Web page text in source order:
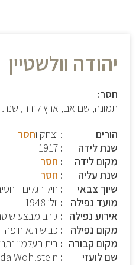
יהודה וולשטיין
חסר:
תמונה, שם אם, ארץ לידה, שנת
הורים
: יצחק ו חסר
שנת לידה
1917
מקום לידה
חסר
שנת עליה
חסר
שיוך צבאי
חיל רגלים -
מועד נפילה
יולי 1948
אירוע נפילה
קרב מבצע
מקום נפילה
כביש תא חיפה
מקום קבורה
בית העלמין
שם לועזי
Wohlstein